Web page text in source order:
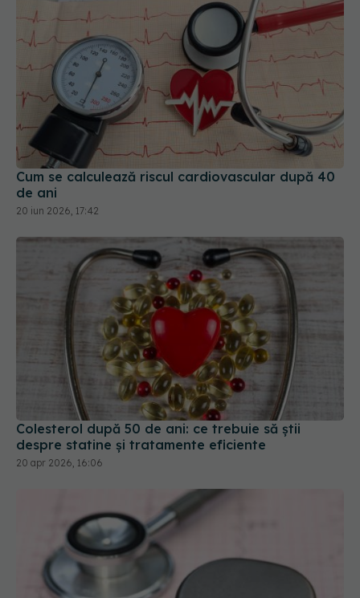
Cum se calculează riscul cardiovascular după 40
de ani
20 iun 2026, 17:42
Colesterol după 50 de ani: ce trebuie să știi
despre statine și tratamente eficiente
20 apr 2026, 16:06